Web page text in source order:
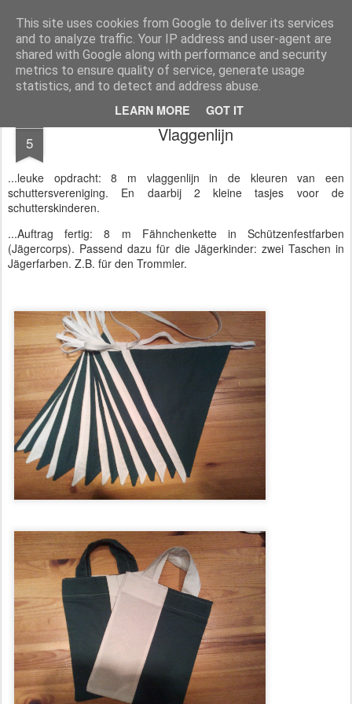
This site uses cookies from Google to deliver its services
and to analyze traffic. Your IP address and user-agent are
shared with Google along with performance and security
metrics to ensure quality of service, generate usage
statistics, and to detect and address abuse.
LEARN MORE GOT IT
Magistix textile, craft & inspiration
Pages
5 Vlaggenlijn
...leuke opdracht: 8 m vlaggenlijn in de kleuren van een
schuttersvereniging. En daarbij 2 kleine tasjes voor de
schutterskinderen.
...Auftrag fertig: 8 m Fähnchenkette in Schützenfestfarben
(Jägercorps). Passend dazu für die Jägerkinder: zwei Taschen in
Jägerfarben. Z.B. für den Trommler.